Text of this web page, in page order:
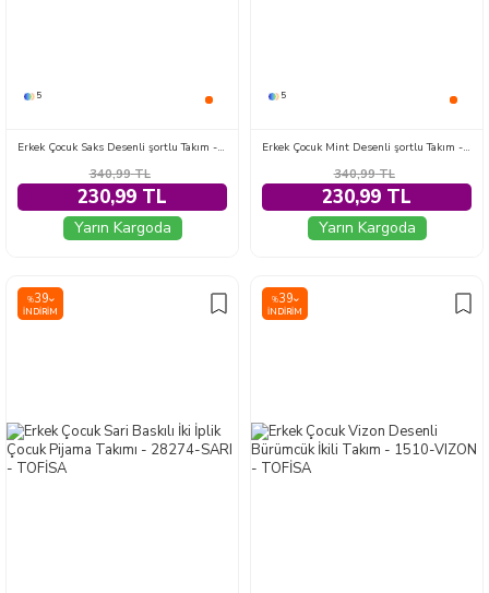
5
Erkek Çocuk Saks Desenli şortlu Takım - 1508-SAKS
340,99TL
230,99 TL
Yarın Kargoda
5
Erkek Çocuk Mint Desenli şortlu Takım - 1508-MINT
340,99TL
230,99 TL
Yarın Kargoda
%39
İNDIRIM
%39
İNDIRIM